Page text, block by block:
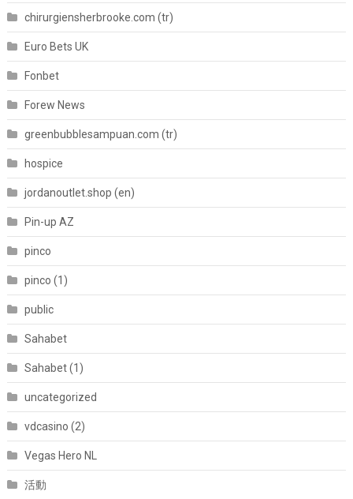
chirurgiensherbrooke.com (tr)
Euro Bets UK
Fonbet
Forew News
greenbubblesampuan.com (tr)
hospice
jordanoutlet.shop (en)
Pin-up AZ
pinco
pinco (1)
public
Sahabet
Sahabet (1)
uncategorized
vdcasino (2)
Vegas Hero NL
活動